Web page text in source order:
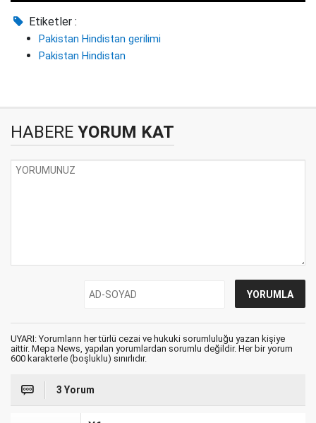
Etiketler :
Pakistan Hindistan gerilimi
Pakistan Hindistan
HABERE YORUM KAT
UYARI: Yorumların her türlü cezai ve hukuki sorumluluğu yazan kişiye
aittir. Mepa News, yapılan yorumlardan sorumlu değildir. Her bir yorum
600 karakterle (boşluklu) sınırlıdır.
3 Yorum